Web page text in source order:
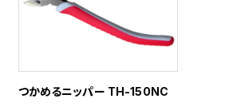
つかめるニッパー TH-150NC